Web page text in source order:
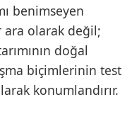
benimseyen
ara olarak değil;
doğal
biçimlerinin test
konumlandırır.